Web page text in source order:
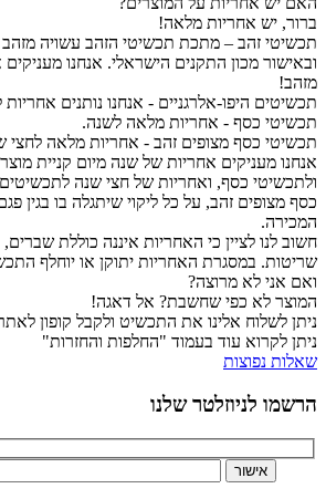
ברור, יש אחריות מלאה!
ובאישור מכון התקנים הישראלי. אנחנו
מזהב!
תכשיטים היפו-אלרגניים - אנחנו נותנים
תכשיטי כסף - אחריות מלאה לשנה.
תכשיטי כסף מצופים זהב - אחריות מלאה לחצי
אנחנו מעניקים אחריות של שנה מיום קניית
ולתכשיטי כסף, ואחריות של חצי שנה לתכשיטים
כסף מצופים זהב, על כל ליקוי שיתגלה בו בגין
המכירה.
חשוב לנו לציין כי האחריות איננה כוללת
שריטות. במסגרת האחריות יתוקן או יוחלף
ואם אני לא מרוצה?
המוצר לא כפי שחשבת? אל דאגה!
ניתן לשלוח אלינו את התכשיט ולקבל קופון
ניתן לקרוא עוד בעמוד "החלפות והחזרות"
שאלות נפוצות
הרשמו לניוזלטר שלנו